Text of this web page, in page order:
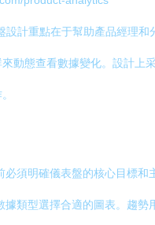
設計重點在于幫助產品經理和
動態查看數據變化。設計上
必須明確儀表盤的核心目標和
據類型選擇合適的圖表。趨勢